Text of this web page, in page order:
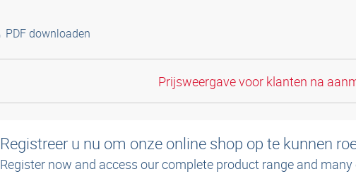
PDF downloaden
Prijsweergave voor klanten na
Registreer u nu om onze online shop op te kunnen
Register now and access our complete product range and many